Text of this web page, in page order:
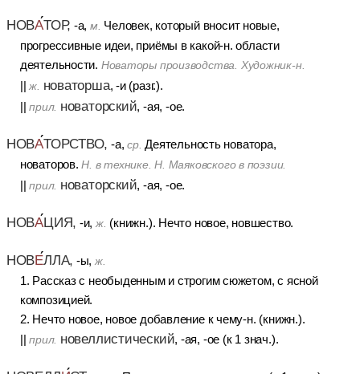
НОВАТОР, -а,м. Человек, который вносит новые,
прогрессивные идеи, приёмы в какой-н. области
деятельности. Новаторы производства. Художник-н.
||ж. новаторша, -и (разг.).
||прил. новаторский, -ая, -ое.
НОВАТОРСТВО, -а,ср. Деятельность новатора,
новаторов.Н. в технике. Н. Маяковского в поэзии.
||прил. новаторский, -ая, -ое.
НОВАЦИЯ, -и,ж. (книжн.). Нечто новое, новшество.
НОВЕЛЛА, -ы,ж.
1. Рассказ с необыденным и строгим сюжетом, с ясной
композицией.
2. Нечто новое, новое добавление к чему-н. (книжн.).
||прил. новеллистический, -ая, -ое (к 1 знач.).